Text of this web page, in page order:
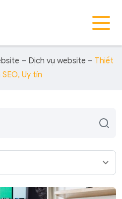
– Dịch vụ website – Thiết
Uy tín